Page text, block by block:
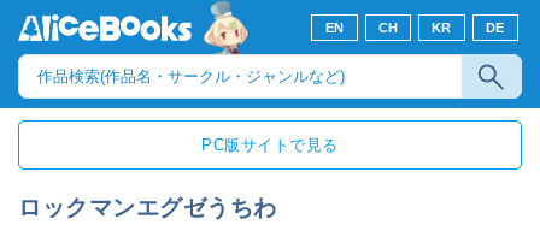
EN CH KR DE
PC版サイトで見る
ロックマンエグゼうちわ